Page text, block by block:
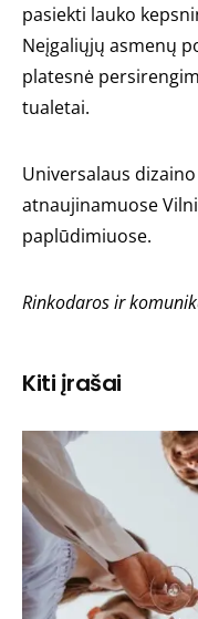
pasiekti lauko
Neįgaliųjų asmenų
platesnė
tualetai.
Universalaus
atnaujinamuose
paplūdimiuose.
Rinkodaros ir
Kiti įrašai